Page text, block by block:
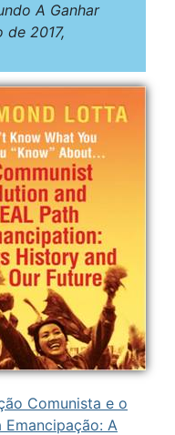
A Ganhar
de 2017,
Comunista e o
Emancipação: A